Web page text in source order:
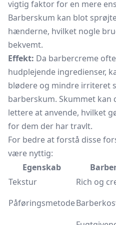
vigtig faktor for en mere
Barberskum kan blot
hænderne, hvilket nogle
bekvemt.
Effekt: Da barbercreme
hudplejende ingredienser,
blødere og mindre irriteret
barberskum. Skummet
lettere at anvende, hvilket
for dem der har travlt.
For bedre at forstå disse
være nyttig:
Egenskab
Tekstur
Rich og
Påføringsmetode